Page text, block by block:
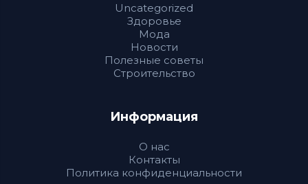
Uncategorized
Здоровье
Мода
Новости
Полезные советы
Строительство
Информация
О нас
Контакты
Политика конфиденциальности